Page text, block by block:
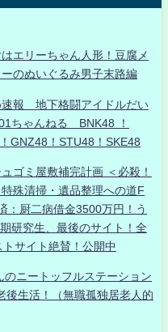
エリーちゃん人形！豆腐メ
のぬいぐるみ男子末路編
報 地下格闘アイドルだい
ちゃんねる BNK48 ！
GNZ48！STU48！SKE48
ゴミ屋敷補完計画 ＜必殺！
殊清掃・遺品整理への道F
：厨二病借金3500万円！う
研究生、最後のサイト！全
サイト絶賛！公開中
ニートッフルステーション
後生活！（無職孤独居老人的